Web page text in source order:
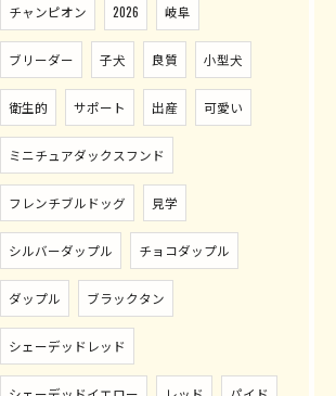
チャンピオン 2026 岐阜
ブリーダー 子犬 良質 小型犬
衛生的 サポート 出産 可愛い
ミニチュアダックスフンド
フレンチブルドッグ 見学
シルバーダップル チョコダップル
ダップル ブラックタン
シェーデッドレッド